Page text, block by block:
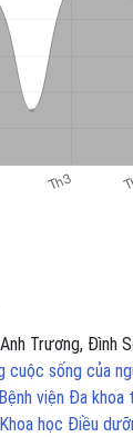
Trương, Đình
cuộc sống của
viện Đa khoa
học Điều